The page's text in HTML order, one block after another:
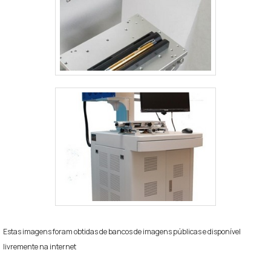
Estas imagens foram obtidas de bancos de imagens públicas e disponível
livremente na internet